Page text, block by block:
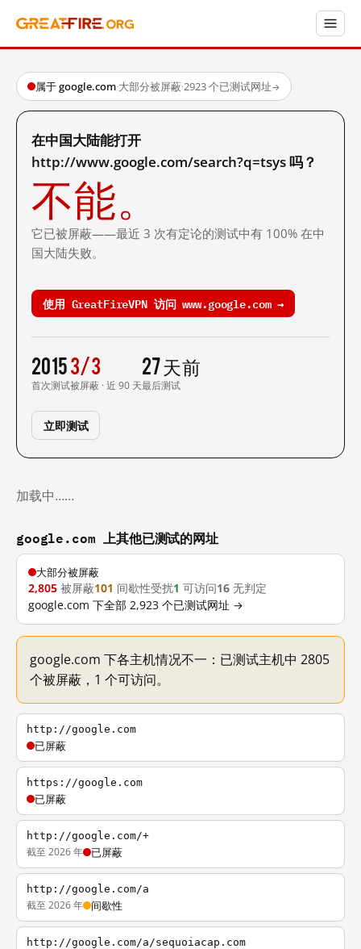
属于 google.com·大部分被屏蔽·2923 个已测试网址→
在中国大陆能打开
http://www.google.com/search?q=tsys 吗？
不能。
它已被屏蔽——最近 3 次有定论的测试中有 100% 在中
国大陆失败。
使用 GreatFireVPN 访问 www.google.com →
2015
首次测试
3/3
被屏蔽 · 近 90 天
27 天前
最后测试
立即测试
加载中……
google.com 上其他已测试的网址
大部分被屏蔽
2,805 被屏蔽101 间歇性受扰1 可访问16 无判定
google.com 下全部 2,923 个已测试网址 →
google.com 下各主机情况不一：已测试主机中 2805
个被屏蔽，1 个可访问。
http://google.com
已屏蔽
https://google.com
已屏蔽
http://google.com/+
截至 2026 年 已屏蔽
http://google.com/a
截至 2026 年 间歇性
http://google.com/a/sequoiacap.com